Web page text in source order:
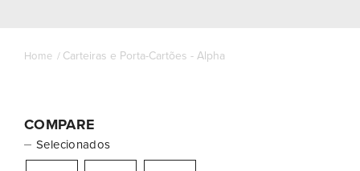
Home Carteiras e Porta-Cartões - Alpha
COMPARE
Selecionados